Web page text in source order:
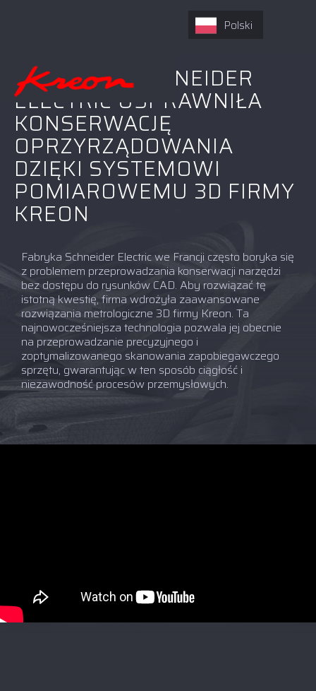
JAK FIRMA SCHNEIDER
ELECTRIC USPRAWNIŁA
KONSERWACJĘ
OPRZYRZĄDOWANIA
DZIĘKI SYSTEMOWI
POMIAROWEMU 3D FIRMY
KREON
Fabryka Schneider Electric we Francji często boryka się
z problemem przeprowadzania konserwacji narzędzi
bez dostępu do rysunków CAD. Aby rozwiązać tę
istotną kwestię, firma wdrożyła zaawansowane
rozwiązania metrologiczne 3D firmy Kreon. Ta
najnowocześniejsza technologia pozwala jej obecnie
na przeprowadzanie precyzyjnego i
zoptymalizowanego skanowania zapobiegawczego
sprzętu, gwarantując w ten sposób ciągłość i
niezawodność procesów przemysłowych.
Polski